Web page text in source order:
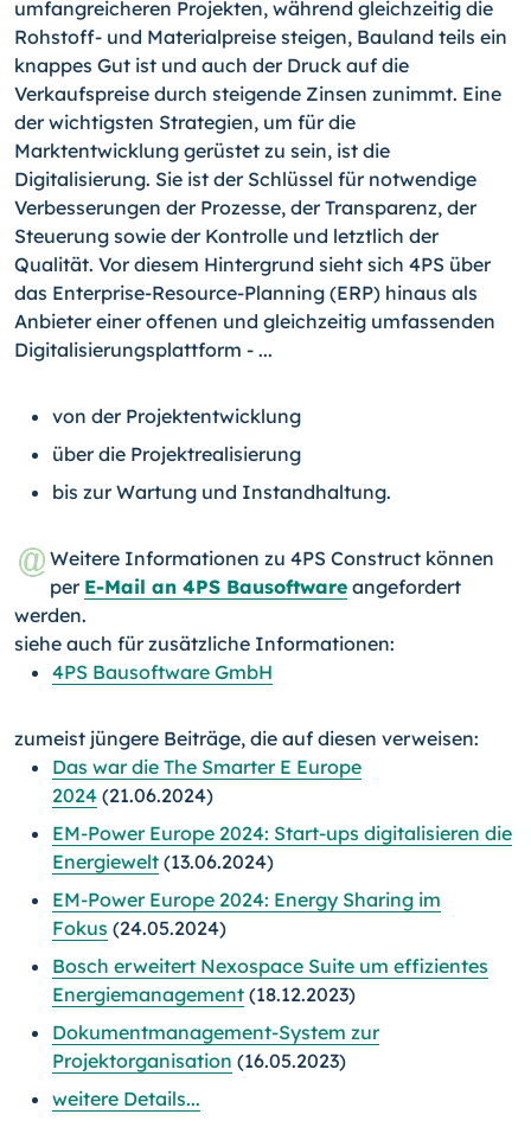
umfangreicheren Projekten, während gleichzeitig die
Rohstoff- und Materialpreise steigen, Bauland teils ein
knappes Gut ist und auch der Druck auf die
Verkaufspreise durch steigende Zinsen zunimmt. Eine
der wichtigsten Strategien, um für die
Marktentwicklung gerüstet zu sein, ist die
Digitalisierung. Sie ist der Schlüssel für notwendige
Verbesserungen der Prozesse, der Transparenz, der
Steuerung sowie der Kontrolle und letztlich der
Qualität. Vor diesem Hintergrund sieht sich 4PS über
das Enterprise-Resource-Planning (ERP) hinaus als
Anbieter einer offenen und gleichzeitig umfassenden
Digitalisierungsplattform - ...
von der Projektentwicklung
über die Projektrealisierung
bis zur Wartung und Instandhaltung.
Weitere Informationen zu 4PS Construct können
per E-Mail an 4PS Bausoftware angefordert
werden.
siehe auch für zusätzliche Informationen:
4PS Bausoftware GmbH
zumeist jüngere Beiträge, die auf diesen verweisen:
Das war die The Smarter E Europe
2024 (21.06.2024)
EM-Power Europe 2024: Start-ups digitalisieren die
Energiewelt (13.06.2024)
EM-Power Europe 2024: Energy Sharing im
Fokus (24.05.2024)
Bosch erweitert Nexospace Suite um effizientes
Energiemanagement (18.12.2023)
Dokumentmanagement-System zur
Projektorganisation (16.05.2023)
weitere Details...